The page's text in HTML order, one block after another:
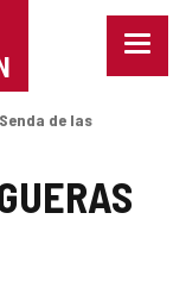
Menu
Senda de las